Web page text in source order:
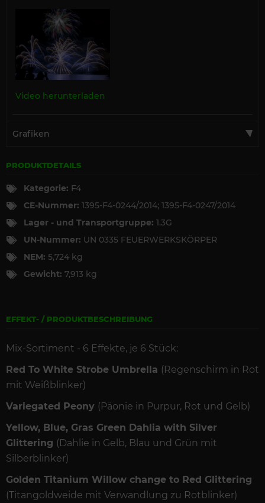
Video herunterladen
Grafiken
PRODUKTDETAILS
Kategorie: F4
CE-Nummer: 1395-F4-0244/2014; 1395-F4-0247/2014
Lager - und Transportgruppe: 1.3G
UN-Nummer: UN 0335 FEUERWERKSKÖRPER
NEM: 5,724 kg
Gewicht: 7,913 kg
EFFEKT- / PRODUKTBESCHREIBUNG
Mix-Sortiment - 6 Effekte, je 6 Stück:
Red To White Strobe Umbrella (Regenschirm in Rot
mit Weißblinker)
Variegated Peony (Päonie in Purpur, Rot und Gelb)
Yellow, Blue, Gras Green Dahlia with Silver
Glittering (Dahlie in Gelb, Blau und Grün mit
Silberblinker)
Golden Titanium Willow change to Red Glittering
(Titangoldweide mit Verwandlung zu Rotblinker)